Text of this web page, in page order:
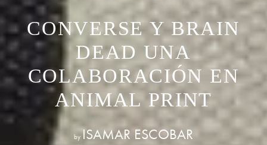
CONVERSE Y BRAIN
DEAD UNA
COLABORACIÓN EN
ANIMAL PRINT
by ISAMAR ESCOBAR